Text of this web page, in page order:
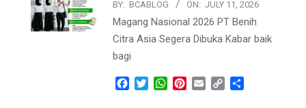
BY: BCABLOG ON: JULY 11, 2026
Magang Nasional 2026 PT Benih
Citra Asia Segera Dibuka Kabar baik
bagi
Facebook
TwitterWhatsApp
Pinterest
Email Copy